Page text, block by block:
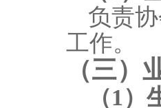
负责
工作。
（三）
（1）